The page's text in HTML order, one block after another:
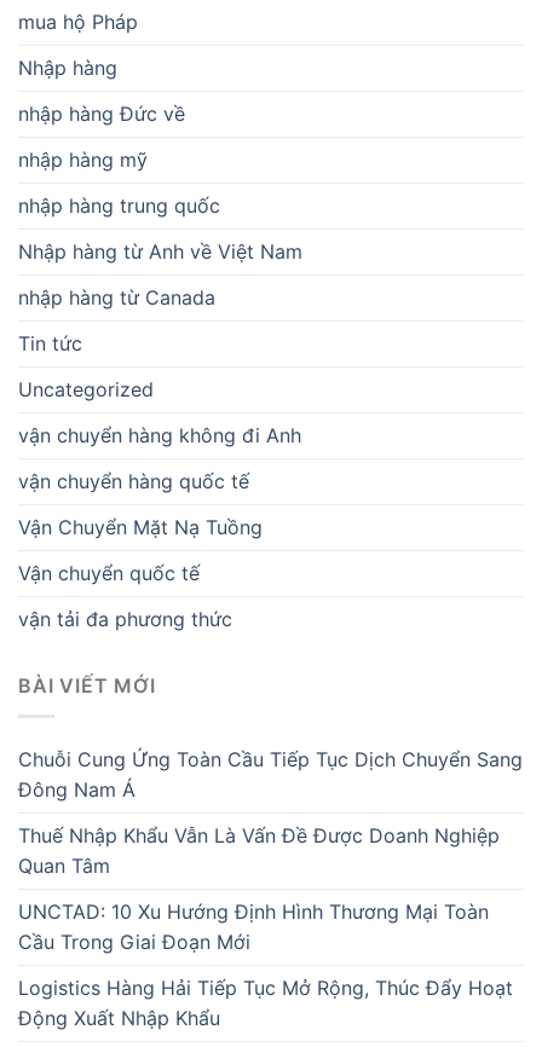
mua hộ Pháp
Nhập hàng
nhập hàng Đức về
nhập hàng mỹ
nhập hàng trung quốc
Nhập hàng từ Anh về Việt Nam
nhập hàng từ Canada
Tin tức
Uncategorized
vận chuyển hàng không đi Anh
vận chuyển hàng quốc tế
Vận Chuyển Mặt Nạ Tuồng
Vận chuyển quốc tế
vận tải đa phương thức
BÀI VIẾT MỚI
Chuỗi Cung Ứng Toàn Cầu Tiếp Tục Dịch Chuyển Sang
Đông Nam Á
Thuế Nhập Khẩu Vẫn Là Vấn Đề Được Doanh Nghiệp
Quan Tâm
UNCTAD: 10 Xu Hướng Định Hình Thương Mại Toàn
Cầu Trong Giai Đoạn Mới
Logistics Hàng Hải Tiếp Tục Mở Rộng, Thúc Đẩy Hoạt
Động Xuất Nhập Khẩu